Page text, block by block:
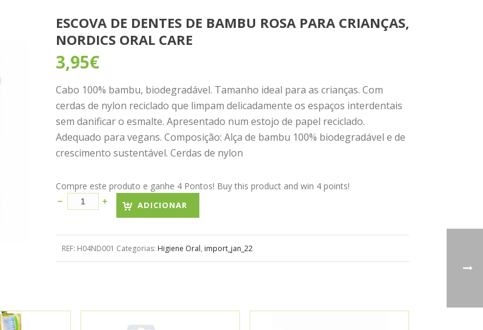
ESCOVA DE DENTES DE BAMBU ROSA PARA CRIANÇAS,
NORDICS ORAL CARE
3,95€
Cabo 100% bambu, biodegradável. Tamanho ideal para as crianças. Com
cerdas de nylon reciclado que limpam delicadamente os espaços interdentais
sem danificar o esmalte. Apresentado num estojo de papel reciclado.
Adequado para vegans. Composição: Alça de bambu 100% biodegradável e de
crescimento sustentável. Cerdas de nylon
Compre este produto e ganhe 4 Pontos! Buy this product and win 4 points!
ADICIONAR
REF: H04ND001 Categorias: Higiene Oral, import_jan_22